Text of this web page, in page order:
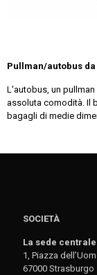
Pullman/autobus da
L'autobus, un
assoluta comodità. Il
bagagli di medie
SOCIETÀ
La sede centrale
1, Piazza
67000 Strasburgo